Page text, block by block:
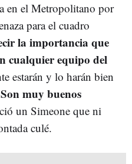
en el Metropolitano por
para el cuadro
la importancia que
cualquier equipo del
estarán y lo harán bien
Son muy buenos
un Simeone que ni
culé.